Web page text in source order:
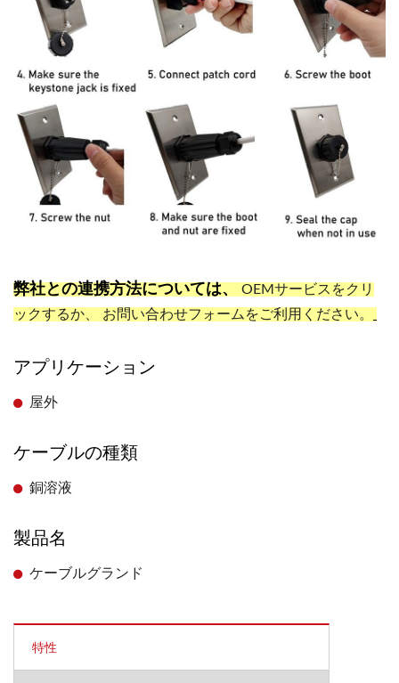
弊社との連携方法については、 OEMサービス をクリ
ックするか、 お問い合わせフォームをご利用ください。
アプリケーション
屋外
ケーブルの種類
銅溶液
製品名
ケーブルグランド
特性